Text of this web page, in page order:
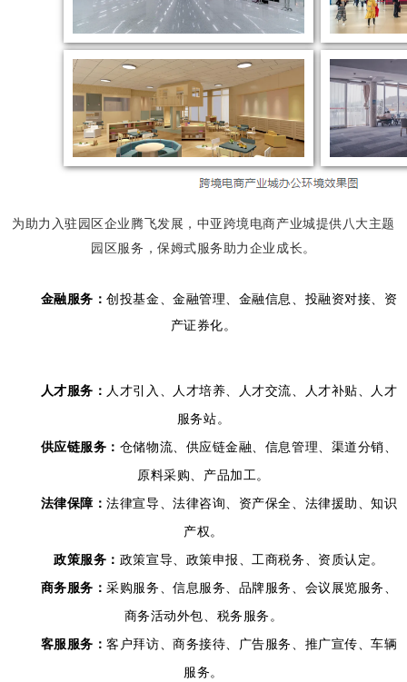
为助力入驻园区企业腾飞发展，中亚跨境电商产业城提供八大主题
园区服务，保姆式服务助力企业成长。
金融服务：创投基金、金融管理、金融信息、投融资对接、资
产证券化。
人才服务： 人才引入、人才培养、人才交流、人才补贴、人才
服务站。
供应链服务： 仓储物流、供应链金融、信息管理、渠道分销、
原料采购、产品加工。
法律保障：法律宣导、法律咨询、资产保全、法律援助、知识
产权。
政策服务： 政策宣导、政策申报、工商税务、资质认定。
商务服务：采购服务、信息服务、品牌服务、会议展览服务、
商务活动外包、税务服务。
客服服务：客户拜访、商务接待、广告服务、推广宣传、车辆
服务。